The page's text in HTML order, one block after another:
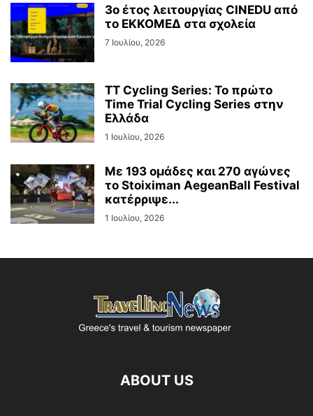
3ο έτος λειτουργίας CINEDU από
το ΕΚΚΟΜΕΔ στα σχολεία
7 Ιουλίου, 2026
TT Cycling Series: Το πρώτο
Time Trial Cycling Series στην
Ελλάδα
1 Ιουλίου, 2026
Με 193 ομάδες και 270 αγώνες
το Stoiximan AegeanBall Festival
κατέρριψε...
1 Ιουλίου, 2026
ABOUT US